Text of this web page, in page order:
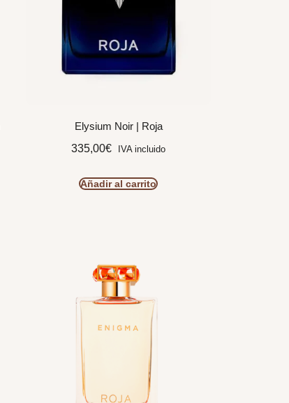
Elysium Noir | Roja
335,00€ IVA incluido
Añadir al carrito